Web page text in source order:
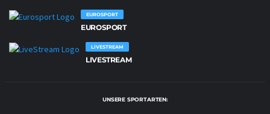
EUROSPORT
EUROSPORT
LIVESTREAM
LIVESTREAM
UNSERE SPORTARTEN: